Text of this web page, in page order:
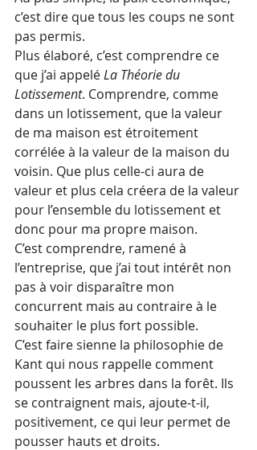
c’est dire que tous les coups ne sont
pas permis.
Plus élaboré, c’est comprendre ce
que j’ai appelé La Théorie du
Lotissement. Comprendre, comme
dans un lotissement, que la valeur
de ma maison est étroitement
corrélée à la valeur de la maison du
voisin. Que plus celle-ci aura de
valeur et plus cela créera de la valeur
pour l’ensemble du lotissement et
donc pour ma propre maison.
C’est comprendre, ramené à
l’entreprise, que j’ai tout intérêt non
pas à voir disparaître mon
concurrent mais au contraire à le
souhaiter le plus fort possible.
C’est faire sienne la philosophie de
Kant qui nous rappelle comment
poussent les arbres dans la forêt. Ils
se contraignent mais, ajoute-t-il,
positivement, ce qui leur permet de
pousser hauts et droits.